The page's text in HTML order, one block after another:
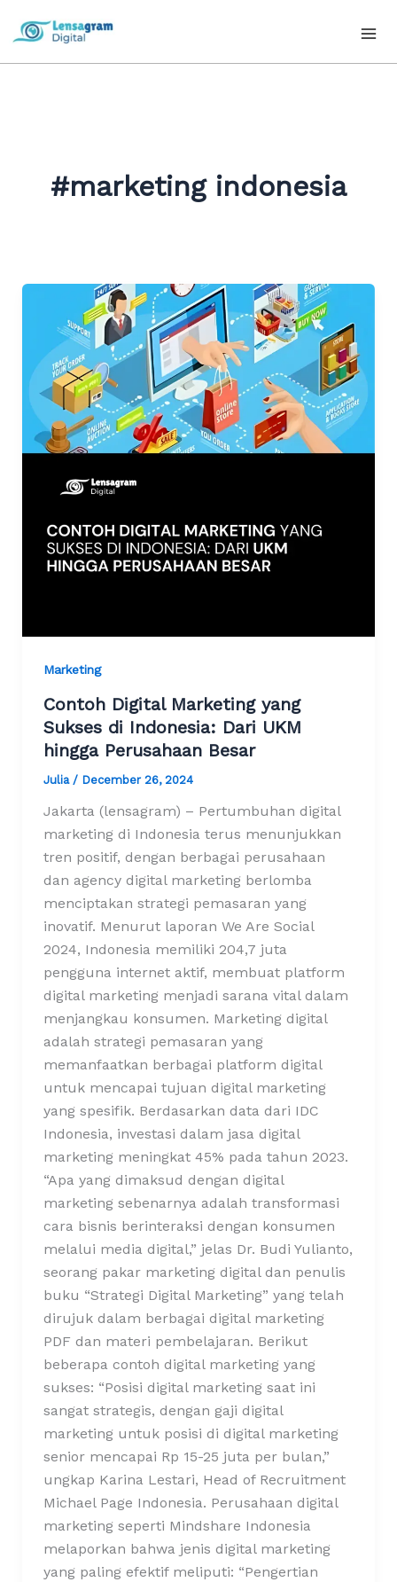
#marketing indonesia
Marketing
Contoh Digital Marketing yang
Sukses di Indonesia: Dari UKM
hingga Perusahaan Besar
Julia / December 26, 2024
Jakarta (lensagram) – Pertumbuhan digital
marketing di Indonesia terus menunjukkan
tren positif, dengan berbagai perusahaan
dan agency digital marketing berlomba
menciptakan strategi pemasaran yang
inovatif. Menurut laporan We Are Social
2024, Indonesia memiliki 204,7 juta
pengguna internet aktif, membuat platform
digital marketing menjadi sarana vital dalam
menjangkau konsumen. Marketing digital
adalah strategi pemasaran yang
memanfaatkan berbagai platform digital
untuk mencapai tujuan digital marketing
yang spesifik. Berdasarkan data dari IDC
Indonesia, investasi dalam jasa digital
marketing meningkat 45% pada tahun 2023.
“Apa yang dimaksud dengan digital
marketing sebenarnya adalah transformasi
cara bisnis berinteraksi dengan konsumen
melalui media digital,” jelas Dr. Budi Yulianto,
seorang pakar marketing digital dan penulis
buku “Strategi Digital Marketing” yang telah
dirujuk dalam berbagai digital marketing
PDF dan materi pembelajaran. Berikut
beberapa contoh digital marketing yang
sukses: “Posisi digital marketing saat ini
sangat strategis, dengan gaji digital
marketing untuk posisi di digital marketing
senior mencapai Rp 15-25 juta per bulan,”
ungkap Karina Lestari, Head of Recruitment
Michael Page Indonesia. Perusahaan digital
marketing seperti Mindshare Indonesia
melaporkan bahwa jenis digital marketing
yang paling efektif meliputi: “Pengertian